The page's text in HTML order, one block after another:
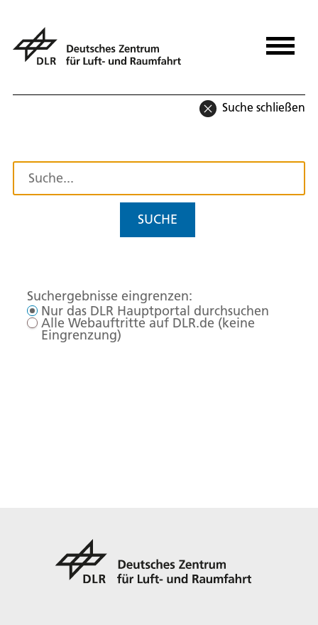
Suche schließen
SUCHE
Suchergebnisse eingrenzen:
Nur das DLR Hauptportal durchsuchen
Alle Webauftritte auf DLR.de (keine
Eingrenzung)